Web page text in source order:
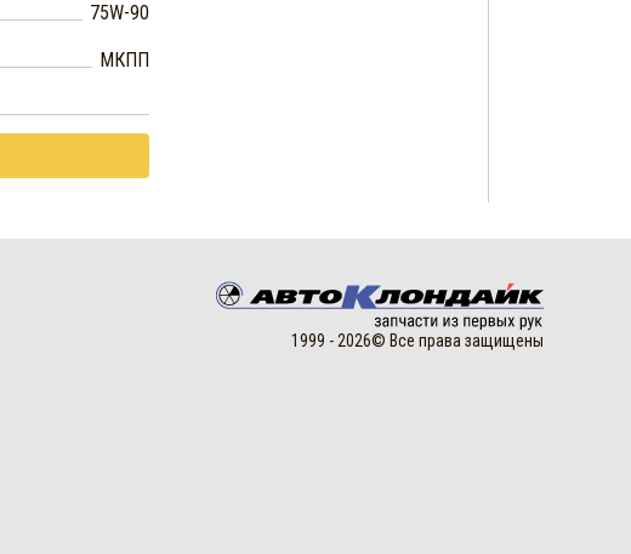
75W-90
МКПП
1999 - 2026© Все права защищены